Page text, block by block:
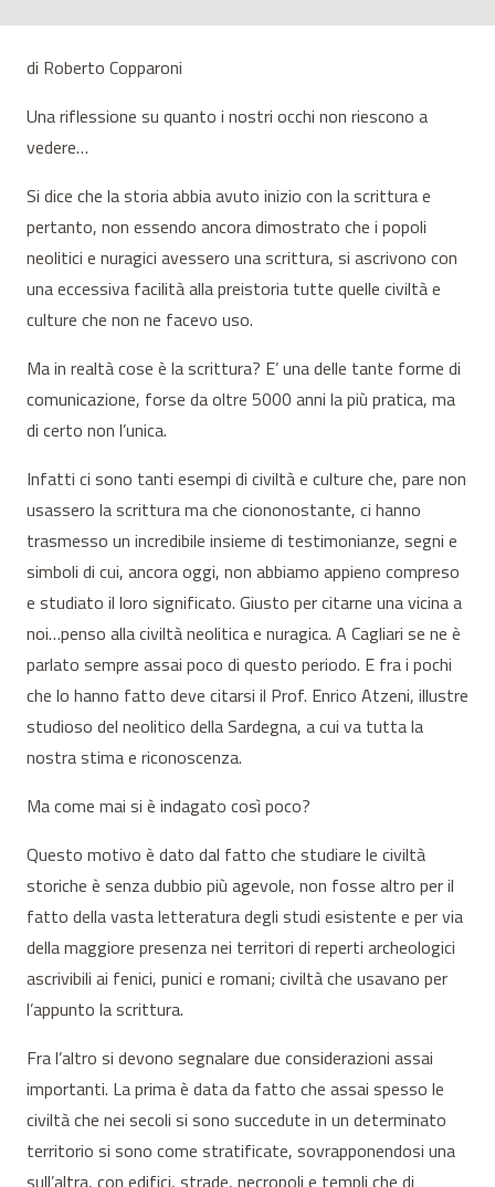
di Roberto Copparoni
Una riflessione su quanto i nostri occhi non riescono a
vedere…
Si dice che la storia abbia avuto inizio con la scrittura e
pertanto, non essendo ancora dimostrato che i popoli
neolitici e nuragici avessero una scrittura, si ascrivono con
una eccessiva facilità alla preistoria tutte quelle civiltà e
culture che non ne facevo uso.
Ma in realtà cose è la scrittura? E’ una delle tante forme di
comunicazione, forse da oltre 5000 anni la più pratica, ma
di certo non l’unica.
Infatti ci sono tanti esempi di civiltà e culture che, pare non
usassero la scrittura ma che ciononostante, ci hanno
trasmesso un incredibile insieme di testimonianze, segni e
simboli di cui, ancora oggi, non abbiamo appieno compreso
e studiato il loro significato. Giusto per citarne una vicina a
noi…penso alla civiltà neolitica e nuragica. A Cagliari se ne è
parlato sempre assai poco di questo periodo. E fra i pochi
che lo hanno fatto deve citarsi il Prof. Enrico Atzeni, illustre
studioso del neolitico della Sardegna, a cui va tutta la
nostra stima e riconoscenza.
Ma come mai si è indagato così poco?
Questo motivo è dato dal fatto che studiare le civiltà
storiche è senza dubbio più agevole, non fosse altro per il
fatto della vasta letteratura degli studi esistente e per via
della maggiore presenza nei territori di reperti archeologici
ascrivibili ai fenici, punici e romani; civiltà che usavano per
l’appunto la scrittura.
Fra l’altro si devono segnalare due considerazioni assai
importanti. La prima è data da fatto che assai spesso le
civiltà che nei secoli si sono succedute in un determinato
territorio si sono come stratificate, sovrapponendosi una
sull’altra, con edifici, strade, necropoli e templi che di